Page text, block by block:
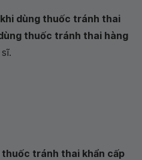
dùng thuốc tránh thai
thuốc tránh thai hàng
thuốc tránh thai khẩn cấp